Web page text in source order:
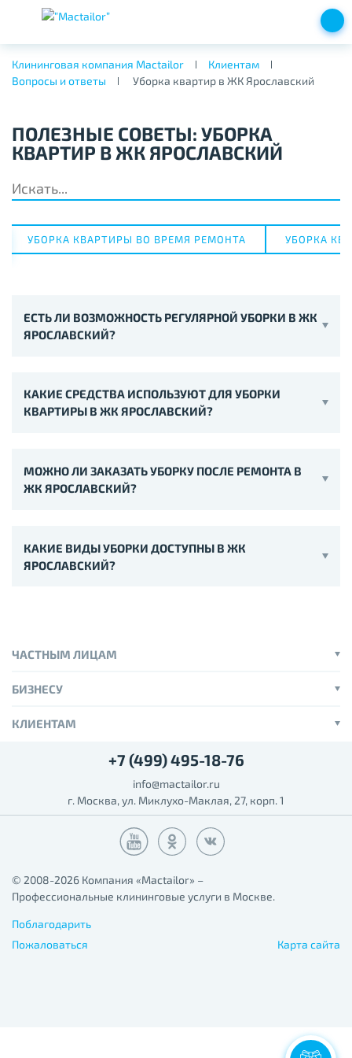
Клининговая компания Mactailor
Клиентам
Вопросы и ответы
Уборка квартир в ЖК Ярославский
ПОЛЕЗНЫЕ СОВЕТЫ: УБОРКА
КВАРТИР В ЖК ЯРОСЛАВСКИЙ
УБОРКА КВАРТИРЫ ВО ВРЕМЯ РЕМОНТА УБОРКА
ЕСТЬ ЛИ ВОЗМОЖНОСТЬ РЕГУЛЯРНОЙ УБОРКИ В ЖК
ЯРОСЛАВСКИЙ?
КАКИЕ СРЕДСТВА ИСПОЛЬЗУЮТ ДЛЯ УБОРКИ
КВАРТИРЫ В ЖК ЯРОСЛАВСКИЙ?
МОЖНО ЛИ ЗАКАЗАТЬ УБОРКУ ПОСЛЕ РЕМОНТА В
ЖК ЯРОСЛАВСКИЙ?
КАКИЕ ВИДЫ УБОРКИ ДОСТУПНЫ В ЖК
ЯРОСЛАВСКИЙ?
ЧАСТНЫМ ЛИЦАМ
БИЗНЕСУ
КЛИЕНТАМ
+7 (499) 495-18-76
info@mactailor.ru
г. Москва, ул. Миклухо-Маклая, 27, корп. 1
© 2008-2026 Компания «Mactailor» –
Профессиональные клининговые услуги в Москве.
Поблагодарить
Пожаловаться
Карта сайта